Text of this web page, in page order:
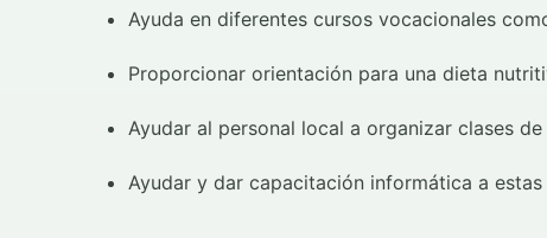
Ayuda en diferentes cursos vocacionales
Proporcionar orientación para una dieta
Ayudar al personal local a organizar clases
Ayudar y dar capacitación informática a